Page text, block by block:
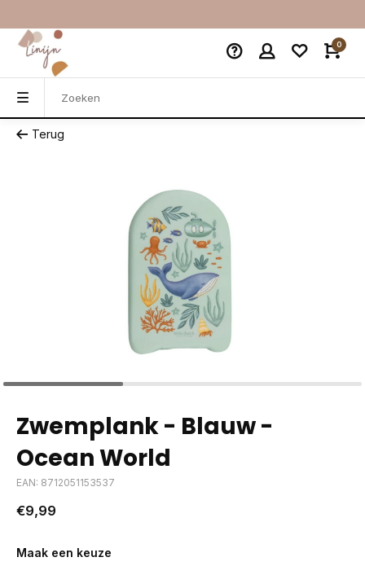
0
Terug
Zwemplank - Blauw -
Ocean World
EAN: 8712051153537
€9,99
Maak een keuze